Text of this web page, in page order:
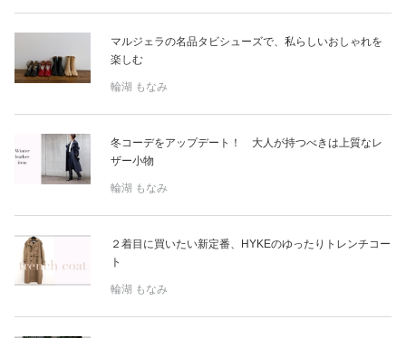
カルチャー/エンタメ
占い
性と愛
ゲーム
マルジェラの名品タビシューズで、私らしいおしゃれを
楽しむ
輪湖 もなみ
冬コーデをアップデート！ 大人が持つべきは上質なレ
ザー小物
輪湖 もなみ
２着目に買いたい新定番、HYKEのゆったりトレンチコー
ト
輪湖 もなみ